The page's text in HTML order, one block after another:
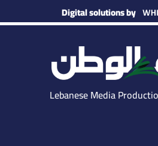
Digital solutions by